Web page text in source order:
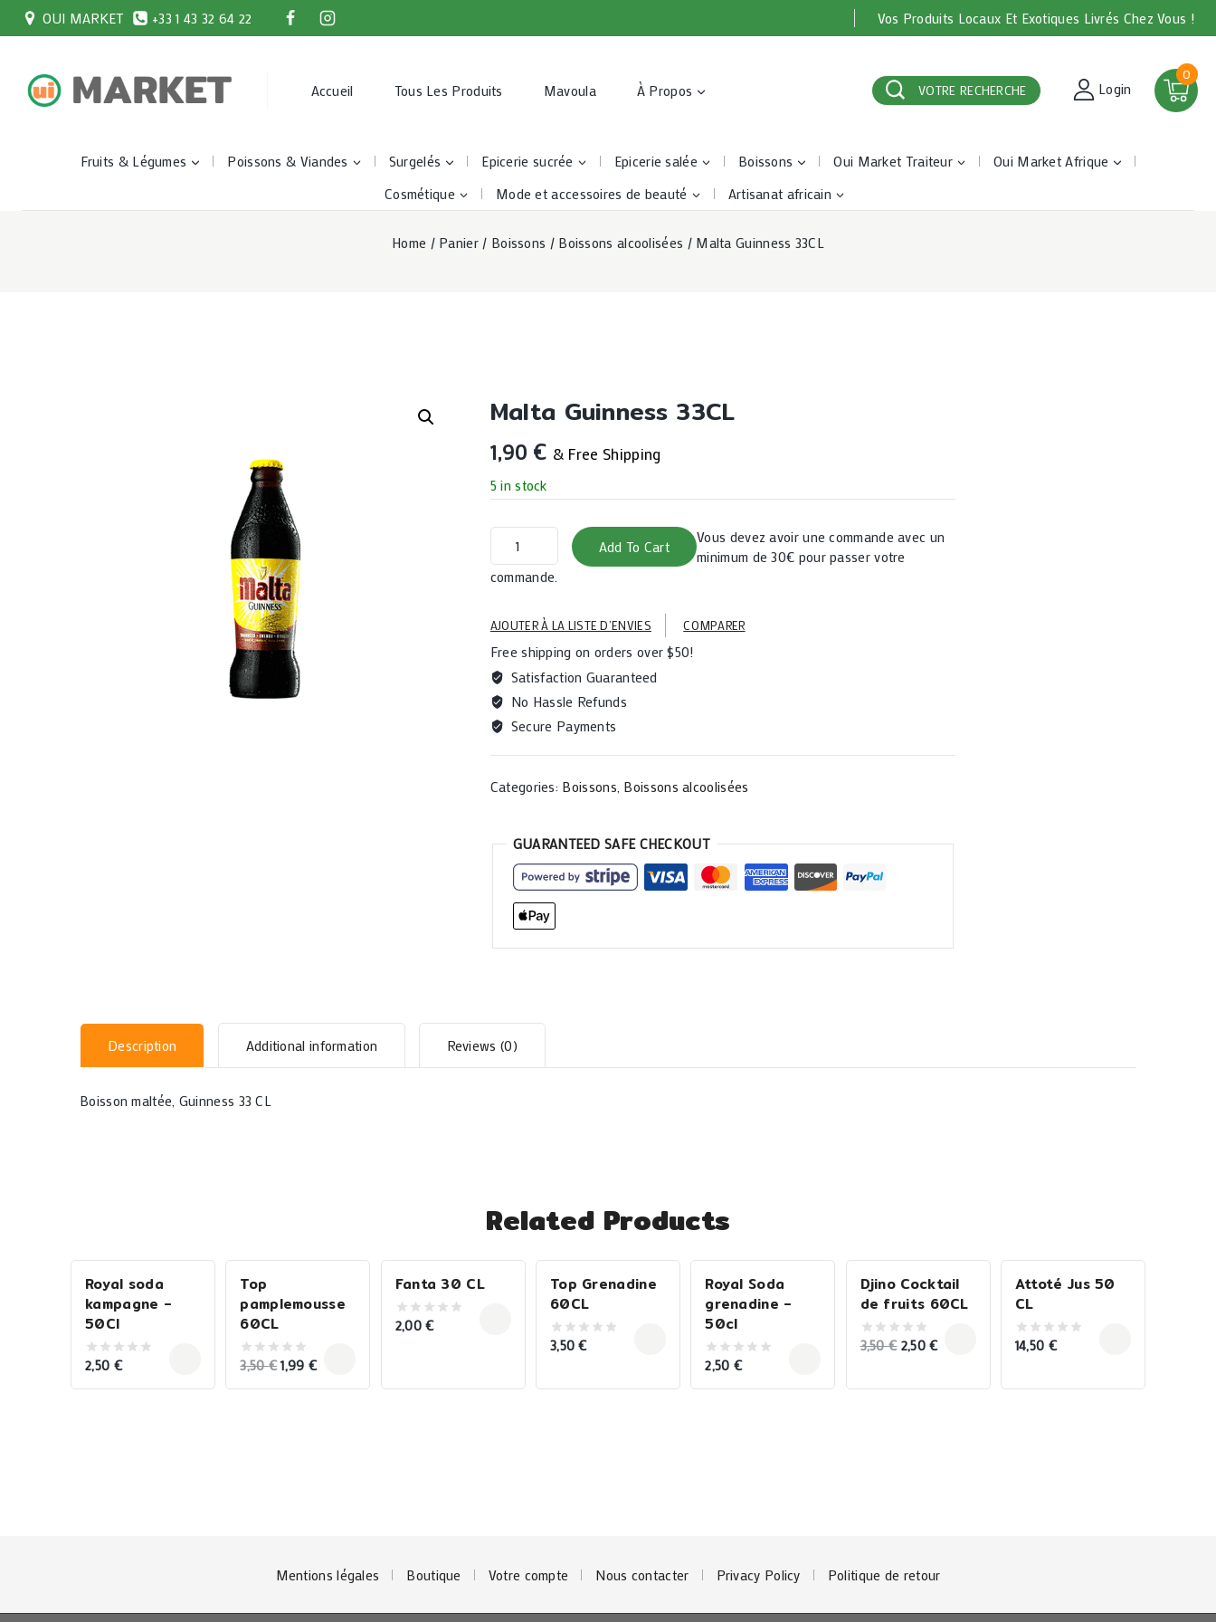
OUI MARKET +33 1 43 32 64 22 Vos Produits Locaux Et Exotiques Livrés Chez Vous !
Accueil Tous Les Produits Mavoula À Propos VOTRE RECHERCHE Login
0
Fruits & Légumes Poissons & Viandes Surgelés Epicerie sucrée Epicerie salée Boissons Oui Market Traiteur
Oui Market Afrique
Cosmétique
Mode et accessoires de beauté Artisanat africain
Home / Panier / Boissons / Boissons alcoolisées / Malta Guinness 33CL
Malta Guinness 33CL
1,90 € & Free Shipping
5 in stock
Guinness
33CL
Add To Cart
Vous devez avoir une commande avec un
minimum de 30€ pour passer votre
commande.
AJOUTER À LA LISTE D’ENVIES COMPARER
Free shipping on orders over $50!
Satisfaction Guaranteed
No Hassle Refunds
Secure Payments
Categories: Boissons, Boissons alcoolisées
GUARANTEED SAFE CHECKOUT
Description Additional information Reviews (0)
Boisson maltée, Guinness 33 CL
Related Products
Royal soda
kampagne –
50Cl
0
of
2,50 €
Sale!
-43%
Top
pamplemousse
60CL
0
of
3,50€Original
price
1,99 €Current
price
Fanta 30 CL
0
2,00€
Top Grenadine
60CL
0
3,50€
Royal Soda
grenadine –
50cl
0
of
2,50 €
Sale!
-29%
Djino Cocktail
de fruits 60CL
0
3,50€ Original
was:
2,50€Current
is:
Attoté Jus 50
CL
0
14,50 €
Mentions légales Boutique Votre compte Nous contacter Privacy Policy Politique de retour